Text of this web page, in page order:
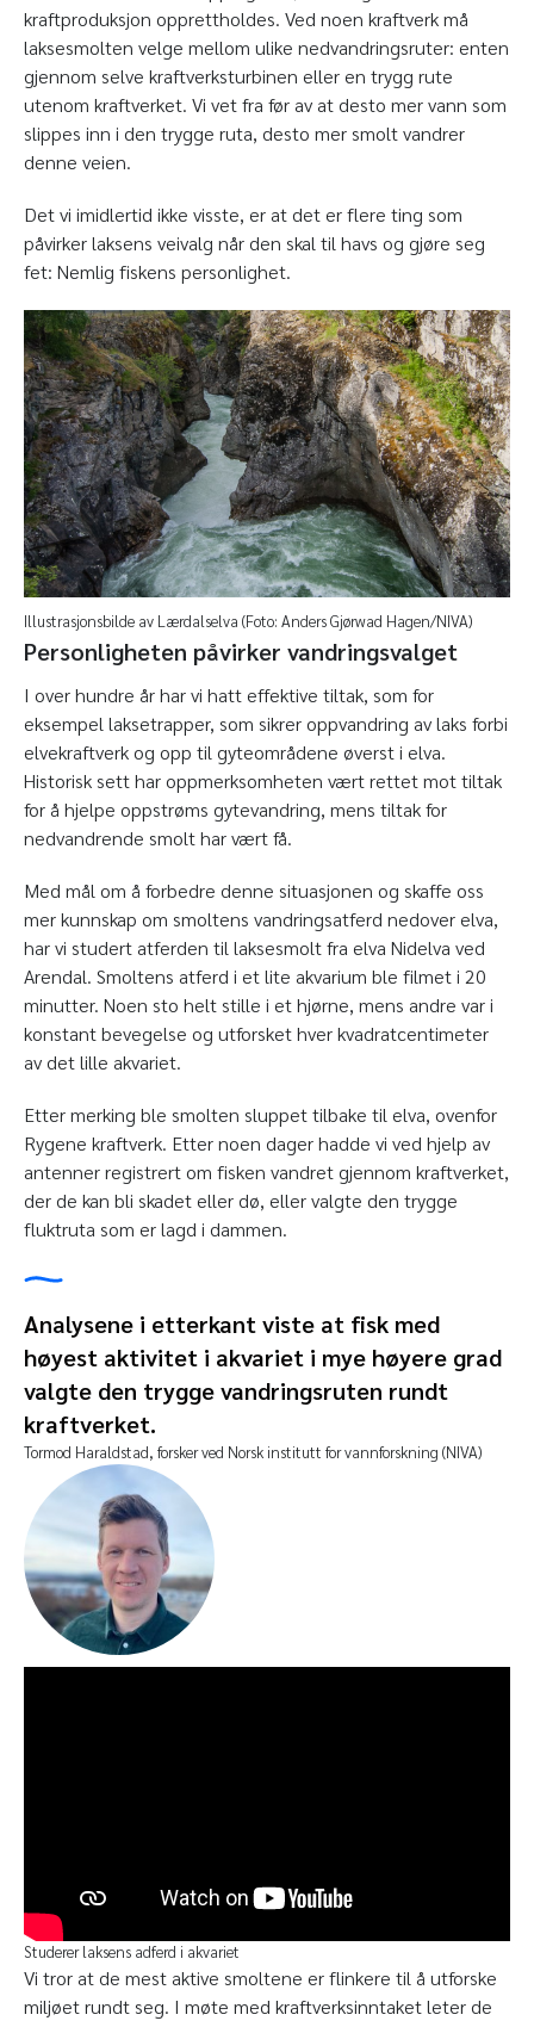
kraftproduksjon opprettholdes. Ved noen kraftverk må
laksesmolten velge mellom ulike nedvandringsruter: enten
gjennom selve kraftverksturbinen eller en trygg rute
utenom kraftverket. Vi vet fra før av at desto mer vann som
slippes inn i den trygge ruta, desto mer smolt vandrer
denne veien.
Det vi imidlertid ikke visste, er at det er flere ting som
påvirker laksens veivalg når den skal til havs og gjøre seg
fet: Nemlig fiskens personlighet.
Illustrasjonsbilde av Lærdalselva (Foto: Anders Gjørwad Hagen/NIVA)
Personligheten påvirker vandringsvalget
I over hundre år har vi hatt effektive tiltak, som for
eksempel laksetrapper, som sikrer oppvandring av laks forbi
elvekraftverk og opp til gyteområdene øverst i elva.
Historisk sett har oppmerksomheten vært rettet mot tiltak
for å hjelpe oppstrøms gytevandring, mens tiltak for
nedvandrende smolt har vært få.
Med mål om å forbedre denne situasjonen og skaffe oss
mer kunnskap om smoltens vandringsatferd nedover elva,
har vi studert atferden til laksesmolt fra elva Nidelva ved
Arendal. Smoltens atferd i et lite akvarium ble filmet i 20
minutter. Noen sto helt stille i et hjørne, mens andre var i
konstant bevegelse og utforsket hver kvadratcentimeter
av det lille akvariet.
Etter merking ble smolten sluppet tilbake til elva, ovenfor
Rygene kraftverk. Etter noen dager hadde vi ved hjelp av
antenner registrert om fisken vandret gjennom kraftverket,
der de kan bli skadet eller dø, eller valgte den trygge
fluktruta som er lagd i dammen.
Analysene i etterkant viste at fisk med
høyest aktivitet i akvariet i mye høyere grad
valgte den trygge vandringsruten rundt
kraftverket.
Tormod Haraldstad, forsker ved Norsk institutt for vannforskning (NIVA)
Studerer laksens adferd i akvariet
Vi tror at de mest aktive smoltene er flinkere til å utforske
miljøet rundt seg. I møte med kraftverksinntaket leter de